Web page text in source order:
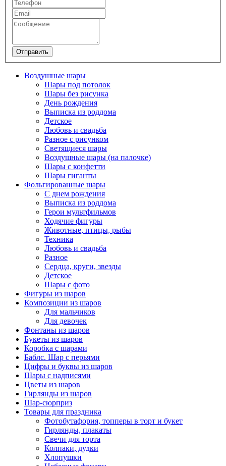
Отправить
Воздушные шары
Шары под потолок
Шары без рисунка
День рождения
Выписка из роддома
Детское
Любовь и свадьба
Разное с рисунком
Светящиеся шары
Воздушные шары (на палочке)
Шары с конфетти
Шары гиганты
Фольгированные шары
С днем рождения
Выписка из роддома
Герои мультфильмов
Ходячие фигуры
Животные, птицы, рыбы
Техника
Любовь и свадьба
Разное
Сердца, круги, звезды
Детское
Шары с фото
Фигуры из шаров
Композиции из шаров
Для мальчиков
Для девочек
Фонтаны из шаров
Букеты из шаров
Коробка с шарами
Баблс. Шар с перьями
Цифры и буквы из шаров
Шары с надписями
Цветы из шаров
Гирлянды из шаров
Шар-сюрприз
Товары для праздника
Фотобутафория, топперы в торт и букет
Гирлянды, плакаты
Свечи для торта
Колпаки, дудки
Хлопушки